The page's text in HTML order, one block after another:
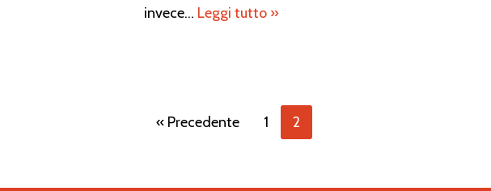
invece… Leggi tutto »
« Precedente 1 2